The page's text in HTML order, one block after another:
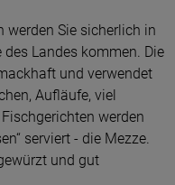
werden Sie sicherlich in
Landes kommen. Die
und verwendet
Aufläufe, viel
werden
serviert - die Mezze.
und gut